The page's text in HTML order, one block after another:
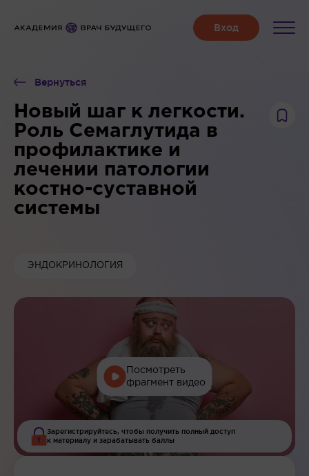
Вернуться
Новый шаг к легкости.
Роль Семаглутида в
профилактике и
лечении патологии
костно-суставной
системы
ЭНДОКРИНОЛОГИЯ
Посмотреть
фрагмент видео
Зарегистрируйтесь, чтобы получить полный доступ
к материалу и зарабатывать баллы